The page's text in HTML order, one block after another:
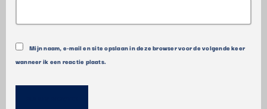
Mijn naam, e-mail en site opslaan in deze browser voor de volgende keer
wanneer ik een reactie plaats.